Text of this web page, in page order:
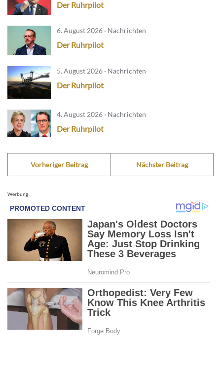
Der Ruhrpilot
6. August 2026 · Nachrichten
Der Ruhrpilot
5. August 2026 · Nachrichten
Der Ruhrpilot
4. August 2026 · Nachrichten
Der Ruhrpilot
Vorheriger Beitrag Nächster Beitrag
Werbung